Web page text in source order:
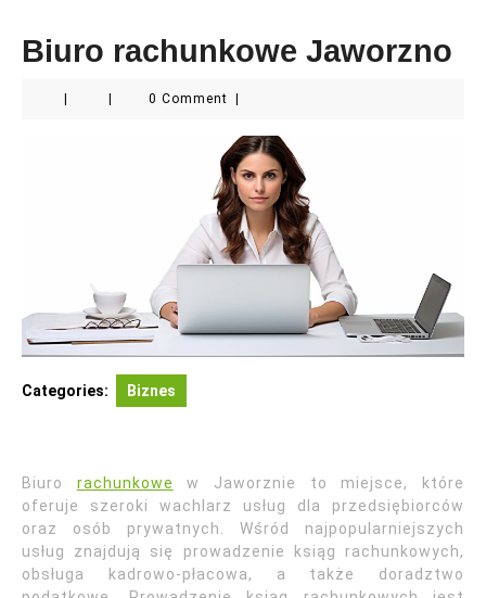
Biuro rachunkowe Jaworzno
0 Comment
Categories: Biznes
Biuro rachunkowe
w Jaworznie to miejsce, które
oferuje szeroki wachlarz usług dla przedsiębiorców
oraz osób prywatnych. Wśród najpopularniejszych
usług znajdują się prowadzenie ksiąg rachunkowych,
obsługa kadrowo-płacowa, a także doradztwo